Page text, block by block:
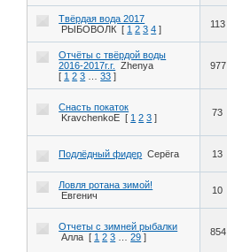
Твёрдая вода 2017
РЫБОВОЛК [ 1 2 3 4 ] 113
Отчёты с твёрдой воды
2016-2017г.г.
Zhenya
[ 1 2 3 … 33 ]
977
Снасть покаток
KravchenkoE [ 1 2 3 ] 73
Подлёдный фидер Серёга 13
Ловля ротана зимой!
Евгенич
10
Отчеты с зимней рыбалки
Алла [ 1 2 3 … 29 ] 854